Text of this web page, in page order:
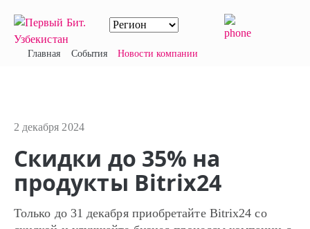
Главная События Новости компании
2 декабря 2024
Скидки до 35% на
продукты Bitrix24
Только до 31 декабря приобретайте Bitrix24 со